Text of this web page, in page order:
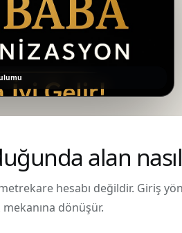
alan
hesabı değildir. Giriş
dönüşür.